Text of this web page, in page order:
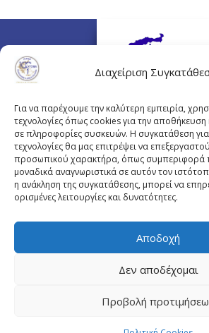
Διαχείριση
Για να παρέχουμε την καλύτερη εμπειρία,
τεχνολογίες όπως cookies για την
σε πληροφορίες συσκευών. Η συγκατάθεση για
τεχνολογίες θα μας επιτρέψει να
προσωπικού χαρακτήρα, όπως συμπεριφορά
μοναδικά αναγνωριστικά σε αυτόν τον
η ανάκληση της συγκατάθεσης, μπορεί να
ορισμένες λειτουργίες και δυνατότητες.
Αποδοχή
Δεν αποδέχομαι
Προβολή
Πλουτάρχου 3, 10675
Email επικοινωνίας:
© Copyright pis.gr 2019 -